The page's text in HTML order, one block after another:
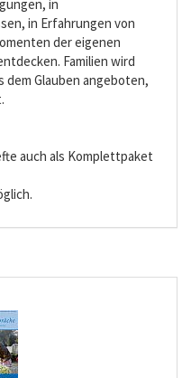
in
in Erfahrungen von
der eigenen
Familien wird
Glauben angeboten,
auch als Komplettpaket